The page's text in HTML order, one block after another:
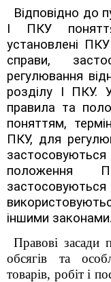
Відповідно до
I ПКУ
установлені
справи,
регулювання
розділу I ПКУ.
правила та
поняттям,
ПКУ, для
положення
іншими законами.
Правові засади
обсягів та
товарів, робіт і